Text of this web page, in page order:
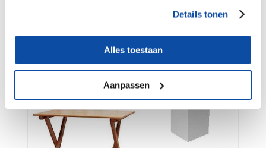
Details tonen
Alles toestaan
Aanpassen